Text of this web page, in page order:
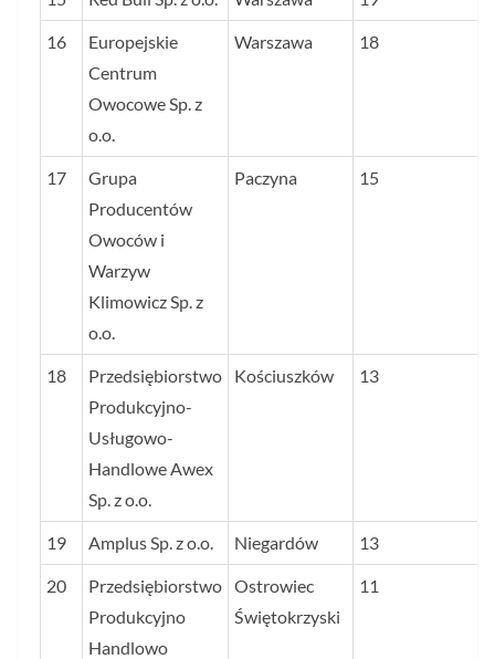
16
Europejskie
Centrum
Owocowe Sp. z
o.o.
Warszawa 18
17
Grupa
Producentów
Owoców i
Warzyw
Klimowicz Sp. z
o.o.
Paczyna 15
18
Przedsiębiorstwo
Produkcyjno-
Usługowo-
Handlowe Awex
Sp. z o.o.
Kościuszków 13
19 Amplus Sp. z o.o. Niegardów 13
20
Przedsiębiorstwo
Produkcyjno
Handlowo
Ostrowiec
Świętokrzyski
11